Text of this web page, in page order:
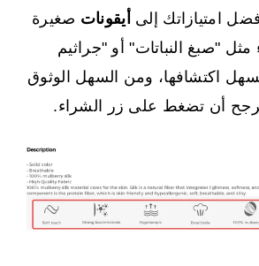
امتيازاتك إلى أيقونات صغيرة
مثل "صبغ النباتات" أو "جراثيم
اكتشافها، ومن السهل الوثوق
أن تضغط على زر الشراء.